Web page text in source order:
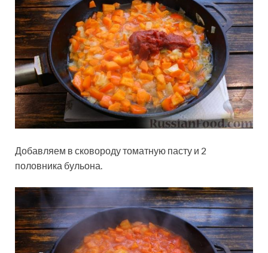
Добавляем в сковороду томатную пасту и 2
половника бульона.